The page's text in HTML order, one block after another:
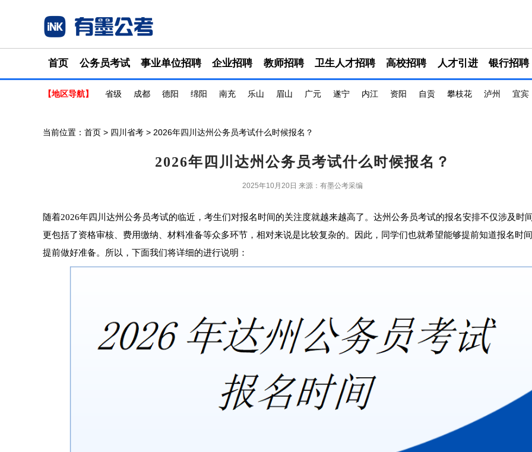
首页 公务员考试 事业单位招聘 企业招聘 教师招聘 卫生人才招聘 高校招聘 人才引进 银行招聘
【地区导航】 省级 成都 德阳 绵阳 南充 乐山 眉山 广元 遂宁 内江 资阳 自贡 攀枝花 泸州 宜宾
当前位置： 首页 > 四川省考 > 2026年四川达州公务员考试什么时候报名？
2026年四川达州公务员考试什么时候报名？
2025年10月20日 来源：有墨公考采编
随着2026年四川达州公务员考试的临近，考生们对报名时间的关注度就越来越高了。达州公务员考试的报名安排不仅涉及时
更包括了资格审核、费用缴纳、材料准备等众多环节，相对来说是比较复杂的。因此，同学们也就希望能够提前知道报名时
提前做好准备。所以，下面我们将详细的进行说明：